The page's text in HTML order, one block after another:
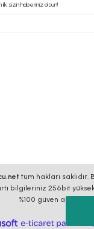
sizin haberiniz olsun!
tüm hakları saklıdır.
bilgileriniz 256bit
%100 güven altındadır.
ideasoft